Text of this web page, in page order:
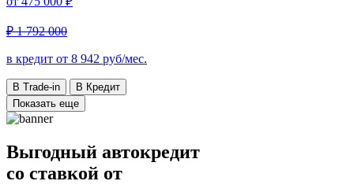
₽ 1 792 000
в кредит от 8 942 руб/мес.
В Trade-in
В Кредит
Показать еще
Выгодный автокредит
со ставкой от